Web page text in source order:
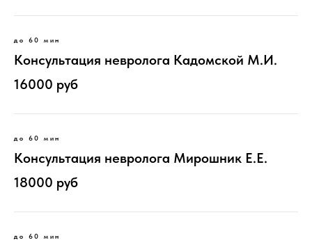
до 60 мин
Консультация невролога Кадомской М.И.
16000 руб
до 60 мин
Консультация невролога Мирошник Е.Е.
18000 руб
до 60 мин